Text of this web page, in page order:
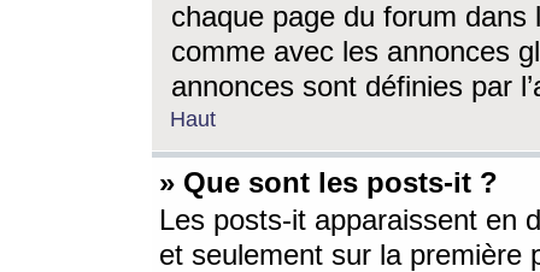
chaque page du forum dans
comme avec les annonces
annonces sont définies par
Haut
» Que sont les posts-it ?
Les posts-it apparaissent en
et seulement sur la première